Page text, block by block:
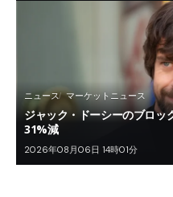
ニュース マーケットニュース
ジャック・ドーシーのブロッ
31%減
2026年08月06日 14時01分